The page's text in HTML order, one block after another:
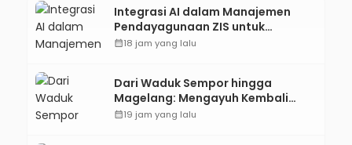
Integrasi AI dalam Manajemen
Pendayagunaan ZIS untuk
Mendukung Realisasi IKAL
calendar_month18 jam yang lalu
Dari Waduk Sempor hingga
Magelang: Mengayuh Kembali
Sisa-Sisa Racun Masa Remaja
calendar_month19 jam yang lalu